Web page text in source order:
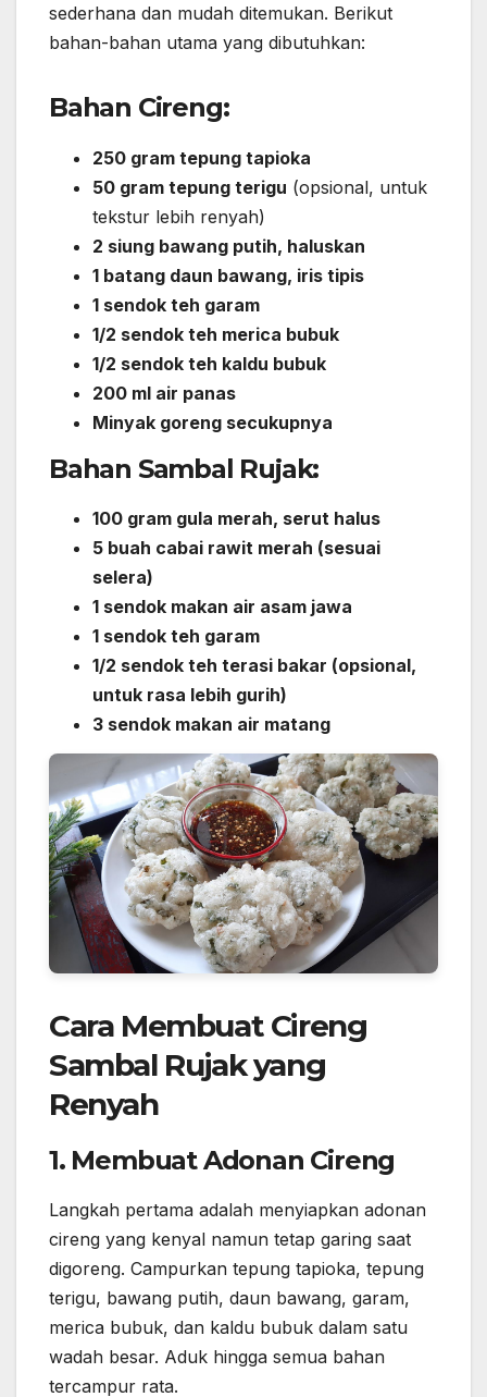
sederhana dan mudah ditemukan. Berikut
bahan-bahan utama yang dibutuhkan:
Bahan Cireng:
250 gram tepung tapioka
50 gram tepung terigu (opsional, untuk
tekstur lebih renyah)
2 siung bawang putih, haluskan
1 batang daun bawang, iris tipis
1 sendok teh garam
1/2 sendok teh merica bubuk
1/2 sendok teh kaldu bubuk
200 ml air panas
Minyak goreng secukupnya
Bahan Sambal Rujak:
100 gram gula merah, serut halus
5 buah cabai rawit merah (sesuai
selera)
1 sendok makan air asam jawa
1 sendok teh garam
1/2 sendok teh terasi bakar (opsional,
untuk rasa lebih gurih)
3 sendok makan air matang
Cara Membuat Cireng
Sambal Rujak yang
Renyah
1. Membuat Adonan Cireng
Langkah pertama adalah menyiapkan adonan
cireng yang kenyal namun tetap garing saat
digoreng. Campurkan tepung tapioka, tepung
terigu, bawang putih, daun bawang, garam,
merica bubuk, dan kaldu bubuk dalam satu
wadah besar. Aduk hingga semua bahan
tercampur rata.